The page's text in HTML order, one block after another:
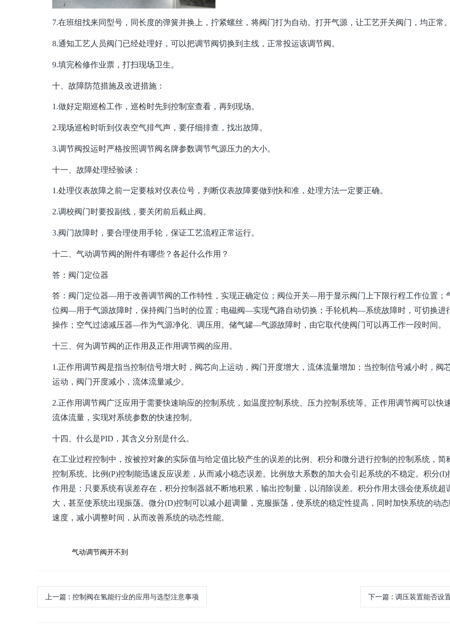
7.在班组找来同型号，同长度的弹簧并换上，拧紧螺丝，将阀门打为自动。打开气源，让工艺开关阀门，均正常
8.通知工艺人员阀门已经处理好，可以把调节阀切换到主线，正常投运该调节阀。
9.填完检修作业票，打扫现场卫生。
十、故障防范措施及改进措施：
1.做好定期巡检工作，巡检时先到控制室查看，再到现场。
2.现场巡检时听到仪表空气排气声，要仔细排查，找出故障。
3.调节阀投运时严格按照调节阀名牌参数调节气源压力的大小。
十一、故障处理经验谈：
1.处理仪表故障之前一定要核对仪表位号，判断仪表故障要做到快和准，处理方法一定要正确。
2.调校阀门时要投副线，要关闭前后截止阀。
3.阀门故障时，要合理使用手轮，保证工艺流程正常运行。
十二、气动调节阀的附件有哪些？各起什么作用？
答：阀门定位器
答：阀门定位器—用于改善调节阀的工作特性，实现正确定位；阀位开关—用于显示阀门上下限行程工作位置；
位阀—用于气源故障时，保持阀门当时的位置；电磁阀—实现气路自动切换；手轮机构—系统故障时，可切换进
操作；空气过滤减压器—作为气源净化、调压用。储气罐—气源故障时，由它取代使阀门可以再工作一段时间。
十三、何为调节阀的正作用及正作用调节阀的应用。
1.正作用调节阀是指当控制信号增大时，阀芯向上运动，阀门开度增大，流体流量增加；当控制信号减小时，阀
运动，阀门开度减小，流体流量减少。
2.正作用调节阀广泛应用于需要快速响应的控制系统，如温度控制系统、压力控制系统等。正作用调节阀可以快
流体流量，实现对系统参数的快速控制。
十四、什么是PID，其含义分别是什么。
在工业过程控制中，按被控对象的实际值与给定值比较产生的误差的比例、积分和微分进行控制的控制系统，简
控制系统。比例(P)控制能迅速反应误差，从而减小稳态误差。比例放大系数的加大会引起系统的不稳定。积分(I)
作用是：只要系统有误差存在，积分控制器就不断地积累，输出控制量，以消除误差。积分作用太强会使系统超
大，甚至使系统出现振荡。微分(D)控制可以减小超调量，克服振荡，使系统的稳定性提高，同时加快系统的动
速度，减小调整时间，从而改善系统的动态性能。
气动调节阀开不到
上一篇 : 控制阀在氢能行业的应用与选型注意事项 下一篇 : 调压装置能否设